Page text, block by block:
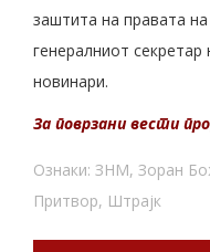
заштита на правата
генералниот
новинари.
За поврзани вести
Ознаки: ЗНМ, Зоран
Притвор, Штрајк